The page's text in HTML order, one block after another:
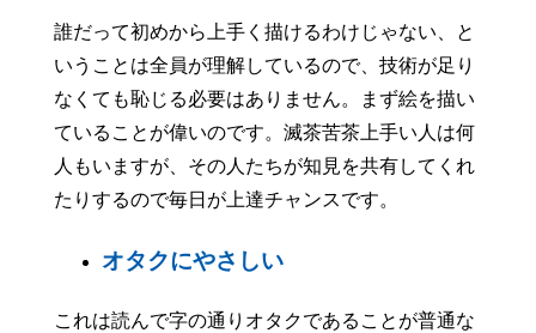
誰だって初めから上手く描けるわけじゃない、と
いうことは全員が理解しているので、技術が足り
なくても恥じる必要はありません。まず絵を描い
ていることが偉いのです。滅茶苦茶上手い人は何
人もいますが、その人たちが知見を共有してくれ
たりするので毎日が上達チャンスです。
オタクにやさしい
これは読んで字の通りオタクであることが普通な